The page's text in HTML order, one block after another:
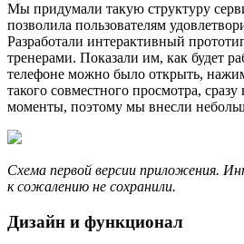
Мы придумали такую структуру
позволила пользователям
Разработали интерактивный
тренерами. Показали им, как будет
телефоне можно было открыть,
такого совместного просмотра,
моменты, поэтому мы внесли
Схема первой версии приложения.
к сожалению не сохранили.
Дизайн и функционал